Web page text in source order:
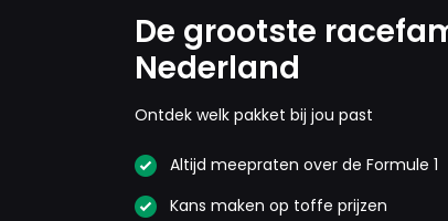
De grootste
Nederland
Ontdek welk pakket bij jou past
Altijd meepraten over de Formule 1
Kans maken op toffe prijzen